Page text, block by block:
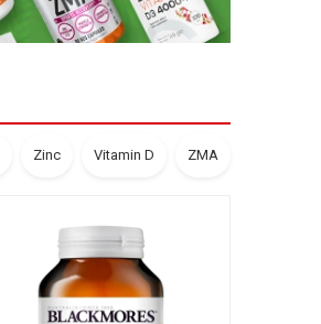
Zinc Vitamin D ZMA